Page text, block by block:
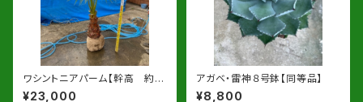
ワシントニアパーム【幹高 約6
0cm位(地上部葉先高180cm
¥23,000
アガベ・雷神８号鉢【同等品】
¥8,800